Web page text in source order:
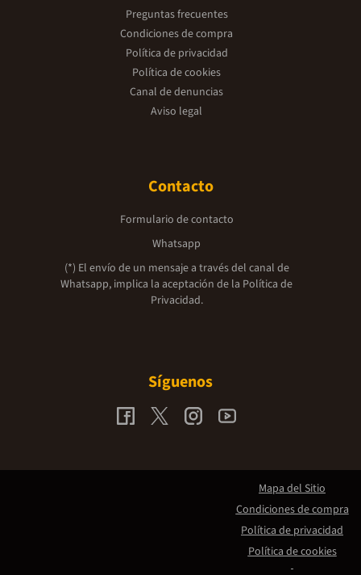
Preguntas frecuentes
Condiciones de compra
Política de privacidad
Política de cookies
Canal de denuncias
Aviso legal
Contacto
Formulario de contacto
Whatsapp
(*) El envío de un mensaje a través del canal de
Whatsapp, implica la aceptación de la Política de
Privacidad.
Síguenos
Mapa del Sitio
Condiciones de compra
Política de privacidad
Política de cookies